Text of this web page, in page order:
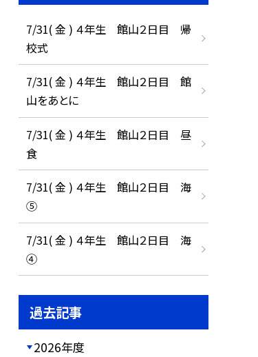
7/31( 金 ) ４年生 館山２日目 帰
校式
7/31( 金 ) ４年生 館山２日目 館
山をあとに
7/31( 金 ) ４年生 館山２日目 昼
食
7/31( 金 ) ４年生 館山２日目 海
⑤
7/31( 金 ) ４年生 館山２日目 海
④
過去記事
2026年度